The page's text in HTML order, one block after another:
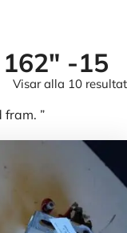
-15
Visar alla 10 resultat
fram. ”